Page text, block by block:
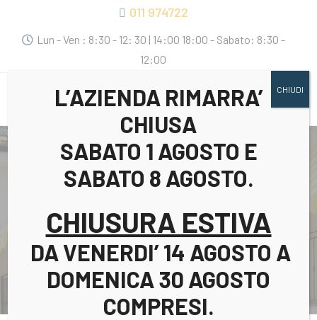
011 974722
Lun - Ven : 8:30 - 12: 30 | 14:00 18:00 - Sabato: 8:30 -
12:00
Tende Da Sole
TENDE DA SOLE | MONDO SOLE>Tende da sole
L’AZIENDA RIMARRA’
CHIUSA
SABATO 1 AGOSTO E
SABATO 8 AGOSTO.
CHIUSURA ESTIVA
DA VENERDI’ 14 AGOSTO A
DOMENICA 30 AGOSTO
COMPRESI.
CHIUDI